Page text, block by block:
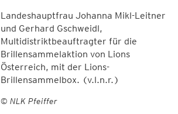
Landeshauptfrau Johanna Mikl-Leitner
und Gerhard Gschweidl,
Multidistriktbeauftragter für die
Brillensammelaktion von Lions
Österreich, mit der Lions-
Brillensammelbox. (v.l.n.r.)
© NLK Pfeiffer